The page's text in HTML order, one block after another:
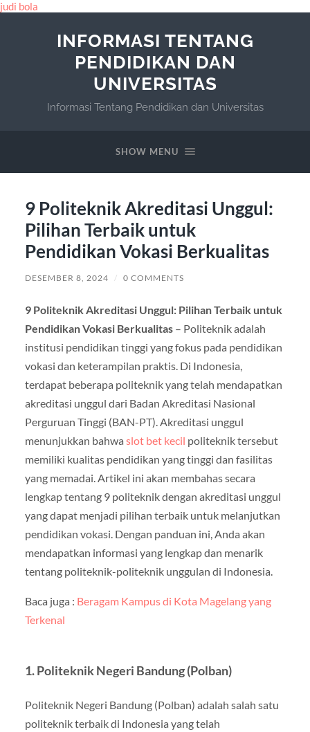
judi bola
INFORMASI TENTANG
PENDIDIKAN DAN
UNIVERSITAS
Informasi Tentang Pendidikan dan Universitas
SHOW MENU
9 Politeknik Akreditasi Unggul:
Pilihan Terbaik untuk
Pendidikan Vokasi Berkualitas
DESEMBER 8, 2024 / 0 COMMENTS
9 Politeknik Akreditasi Unggul: Pilihan Terbaik untuk
Pendidikan Vokasi Berkualitas– Politeknik adalah
institusi pendidikan tinggi yang fokus pada pendidikan
vokasi dan keterampilan praktis. Di Indonesia,
terdapat beberapa politeknik yang telah mendapatkan
akreditasi unggul dari Badan Akreditasi Nasional
Perguruan Tinggi (BAN-PT). Akreditasi unggul
menunjukkan bahwa slot bet kecil politeknik tersebut
memiliki kualitas pendidikan yang tinggi dan fasilitas
yang memadai. Artikel ini akan membahas secara
lengkap tentang 9 politeknik dengan akreditasi unggul
yang dapat menjadi pilihan terbaik untuk melanjutkan
pendidikan vokasi. Dengan panduan ini, Anda akan
mendapatkan informasi yang lengkap dan menarik
tentang politeknik-politeknik unggulan di Indonesia.
Baca juga : Beragam Kampus di Kota Magelang yang
Terkenal
1. Politeknik Negeri Bandung (Polban)
Politeknik Negeri Bandung (Polban) adalah salah satu
politeknik terbaik di Indonesia yang telah